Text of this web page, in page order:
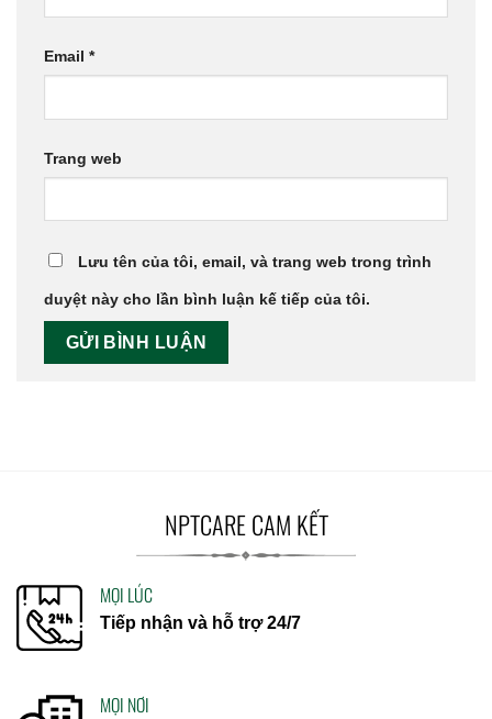
Email *
Trang web
Lưu tên của tôi, email, và trang web trong trình
duyệt này cho lần bình luận kế tiếp của tôi.
NPTCARE CAM KẾT
MỌI LÚC
Tiếp nhận và hỗ trợ 24/7
MỌI NƠI